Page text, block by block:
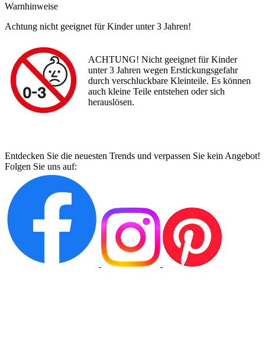
Warnhinweise
Achtung nicht geeignet für Kinder unter 3 Jahren!
ACHTUNG! Nicht geeignet für Kinder
unter 3 Jahren wegen Erstickungsgefahr
durch verschluckbare Kleinteile. Es können
auch kleine Teile entstehen oder sich
herauslösen.
Entdecken Sie die neuesten Trends und verpassen Sie kein Angebot!
Folgen Sie uns auf: